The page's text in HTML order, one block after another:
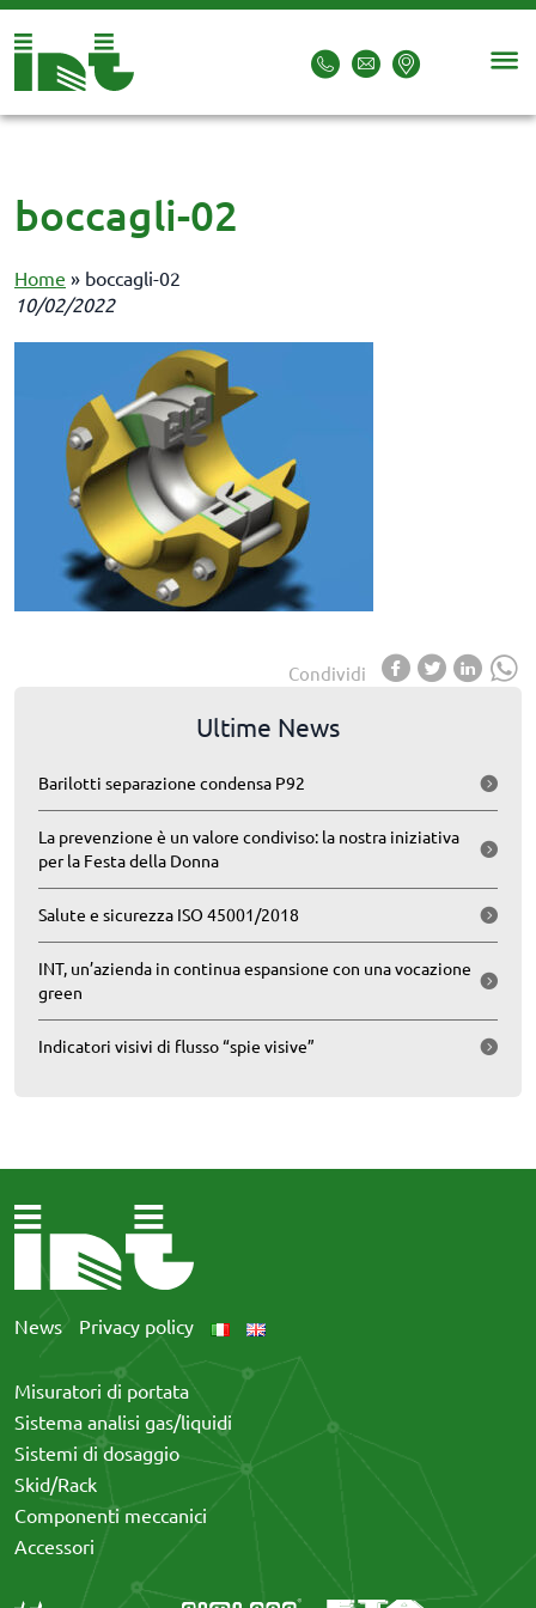
boccagli-02
Home » boccagli-02
10/02/2022
Condividi
Ultime News
Barilotti separazione condensa P92
La prevenzione è un valore condiviso: la nostra iniziativa
per la Festa della Donna
Salute e sicurezza ISO 45001/2018
INT, un’azienda in continua espansione con una vocazione
green
Indicatori visivi di flusso “spie visive”
News Privacy policy
Misuratori di portata
Sistema analisi gas/liquidi
Sistemi di dosaggio
Skid/Rack
Componenti meccanici
Accessori